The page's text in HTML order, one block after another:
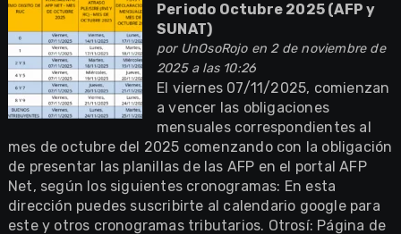
Periodo Octubre 2025 (AFP y
SUNAT)
por UnOsoRojoen 2 de noviembre de
2025 a las 10:26
El viernes 07/11/2025, comienzan
a vencer las obligaciones
mensuales correspondientes al
mes de octubre del 2025 comenzando con la obligación
de presentar las planillas de las AFP en el portal AFP
Net, según los siguientes cronogramas: En esta
dirección puedes suscribirte al calendario google para
este y otros cronogramas tributarios. Otrosí: Página de